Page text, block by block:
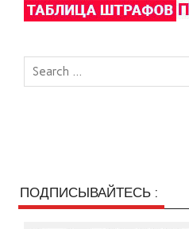
ПОДПИСЫВАЙТЕСЬ :